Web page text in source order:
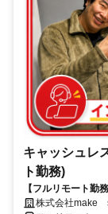
キャッシュレ
ト勤務)
【フルリモート勤
スキルアップ
株式会社make